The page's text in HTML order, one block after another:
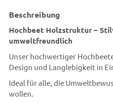
Beschreibung
Hochbeet Holzstruktur –
umweltfreundlich
Unser hochwertiger
Design und Langlebigkeit in
Ideal für alle, die
wollen.